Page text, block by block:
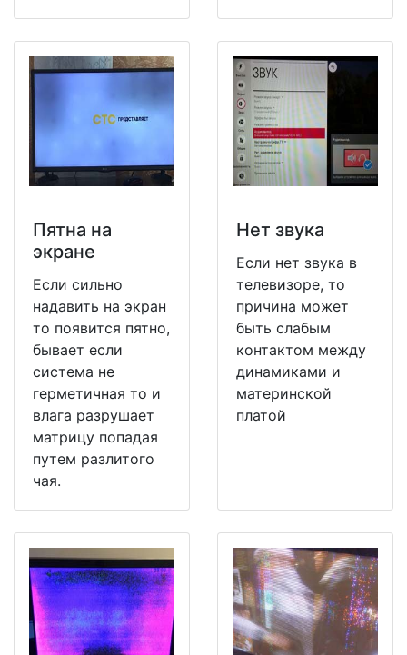
Пятна на
экране
Если сильно
надавить на экран
то появится пятно,
бывает если
система не
герметичная то и
влага разрушает
матрицу попадая
путем разлитого
чая.
Нет звука
Если нет звука в
телевизоре, то
причина может
быть слабым
контактом между
динамиками и
материнской
платой